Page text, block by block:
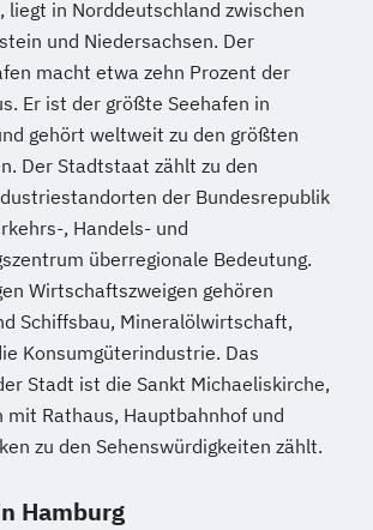
für Studierende
Fächer
(M. Eng.) 3 oder 4 Semester
(B. Eng.)/(B. Sc.)
Design
internationale Zertifizierung
Management
in der
Energietechnik
Psychologie (Abendstudium)
mit Schwerpunkt Arbeits-
und Wirtschaftspsychologie
mit Schwerpunkt
mit Schwerpunkt Klinische
und Psychologische Beratung
mit Schwerpunkt
Diagnostik und Evaluation
mit Schwerpunkt
Psychologie
Soziale Arbeit
Finance
liegt in Norddeutschland zwischen
und Niedersachsen. Der
macht etwa zehn Prozent der
Er ist der größte Seehafen in
gehört weltweit zu den größten
Der Stadtstaat zählt zu den
der Bundesrepublik
, Handels- und
überregionale Bedeutung.
Wirtschaftszweigen gehören
Schiffsbau, Mineralölwirtschaft,
Konsumgüterindustrie. Das
Stadt ist die Sankt Michaeliskirche,
mit Rathaus, Hauptbahnhof und
zu den Sehenswürdigkeiten zählt.
Hamburg